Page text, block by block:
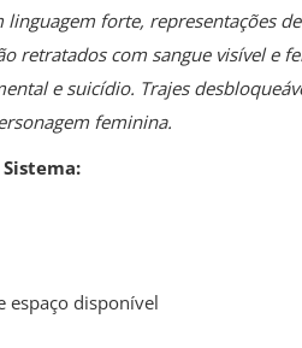
linguagem forte, representações
retratados com sangue visível e
e suicídio. Trajes
feminina.
espaço disponível